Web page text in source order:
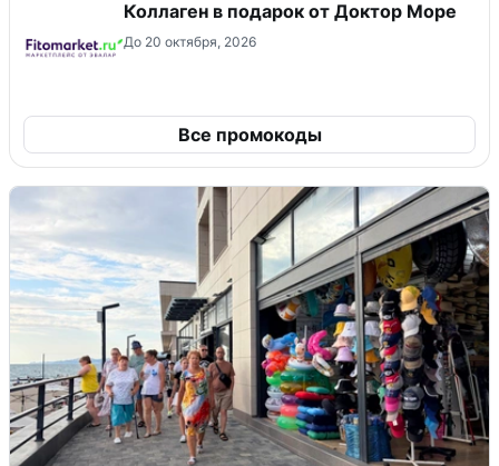
Коллаген в подарок от Доктор Море
До 20 октября, 2026
Все промокоды